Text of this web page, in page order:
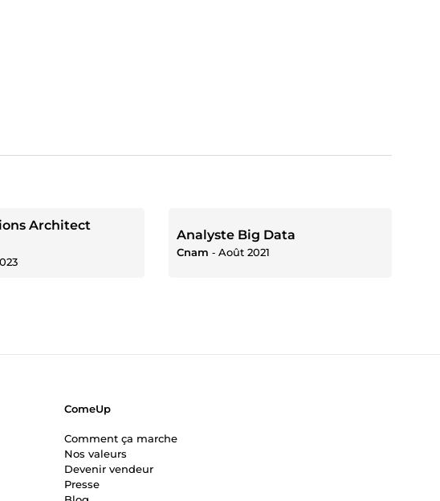
Architect
Analyste Big Data
Cnam ‐ Août 2021
ComeUp
Comment ça marche
Nos valeurs
Devenir vendeur
Presse